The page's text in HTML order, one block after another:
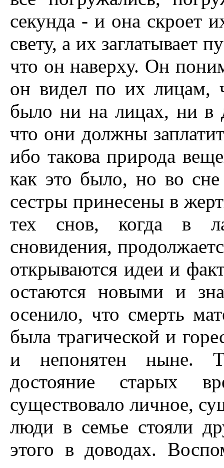
секунда - и она скроет
свету, а их заглатывает
что он наверху. Он
он видел по их лицам,
было ни на лицах, ни в
что они должны
ибо такова природа
как это было, но во
сестры принесены в
тех снов, когда в
сновидения,
открываются идеи и
остаются новыми и
осенило, что смерть
была трагической и
и непонятен ныне.
достояние старых
существовало личное,
люди в семье стояли
этого в доводах.